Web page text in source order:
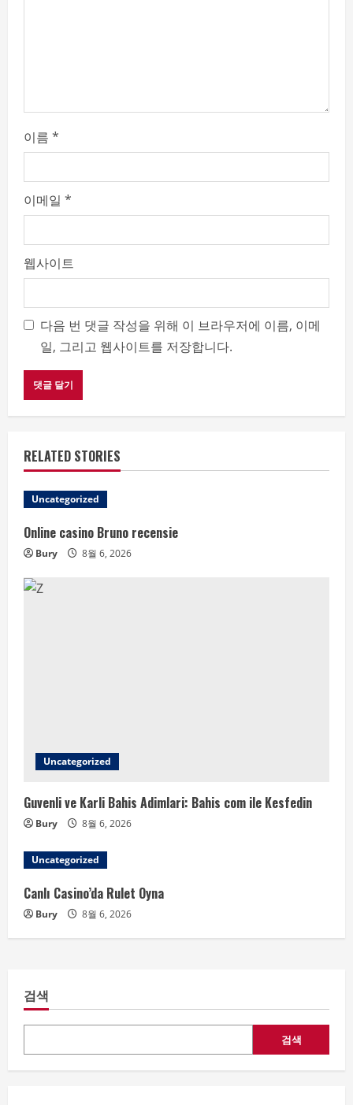
g
이름 *
이메일 *
웹사이트
다음 번 댓글 작성을 위해 이 브라우저에 이름, 이메
일, 그리고 웹사이트를 저장합니다.
RELATED STORIES
Uncategorized
Online casino Bruno recensie
Bury 8월 6, 2026
Uncategorized
Guvenli ve Karli Bahis Adimlari: Bahis com ile Kesfedin
Bury 8월 6, 2026
Uncategorized
Canlı Casino’da Rulet Oyna
Bury 8월 6, 2026
검색
검색